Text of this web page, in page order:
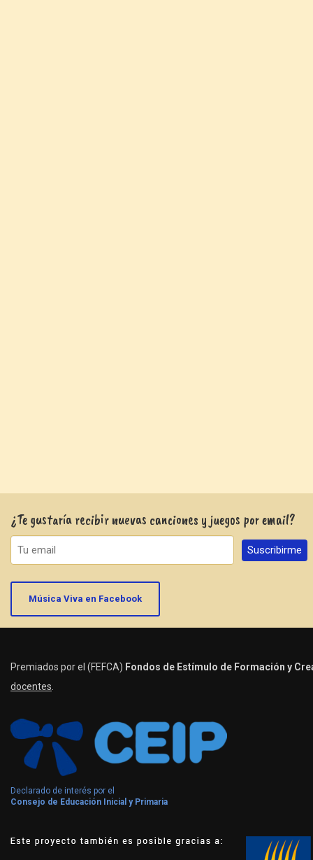
¿Te gustaría recibir nuevas canciones y juegos por email?
Música Viva en Facebook
Premiados por el (FEFCA) Fondos de Estímulo de Formación y
docentes
Declarado de interés por el
Consejo de Educación Inicial y Primaria